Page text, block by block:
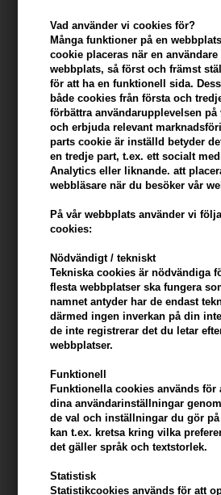
Vad använder vi cookies för?
Många funktioner på en
cookie placeras när en användare
webbplats, så först och främst
för att ha en funktionell sida.
både cookies från första och
förbättra användarupplevelsen på
och erbjuda relevant
parts cookie är inställd betyder
en tredje part, t.ex. ett socialt
Analytics eller liknande. att
webbläsare när du besöker vår
På vår webbplats använder vi
cookies:
Nödvändigt / tekniskt
Tekniska cookies är nödvändiga
flesta webbplatser ska fungera
namnet antyder har de endast
därmed ingen inverkan på din
de inte registrerar det du letar
webbplatser.
Funktionell
Funktionella cookies används för
dina användarinställningar
de val och inställningar du gör
kan t.ex. kretsa kring vilka
det gäller språk och textstorlek.
Statistisk
Statistikcookies används för att
Du tjänar 12 Bonuskronor på köp av
konto
KÖP FÖR YTTERLIGARE 499,00 SEK OCH
Beskrivning Recensioner
Toppik Hair Building Fibers White är
gånger tjockare på mindre än 1 minut.
Toppik Hair Building Fibers White
Hårfibrerna är ett enkelt och naturligt sätt
ger håret tätare och fylligare - upp till 4
mikrofibrer som appliceras på håret och
elektricitet fäster de på hårsträngarna.
organiskt keratinprotein av samma slag
Hur man använder Toppik Hair
- Applicera på torrt hår
- Stänk eller pumpa hårfibrerna där du
- Använd Toppik FiberHold Spray för att
Storlek: 12 g (för cirka 30 dagars